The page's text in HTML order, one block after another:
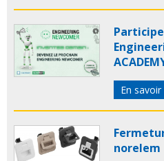
En savoir
norelem